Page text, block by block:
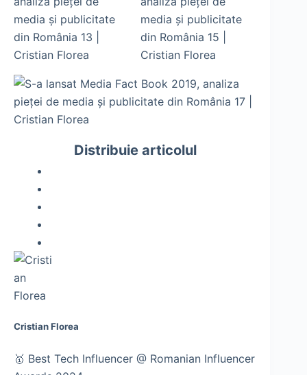
Distribuie articolul
Cristian Florea
🥇 Best Tech Influencer @ Romanian Influencer